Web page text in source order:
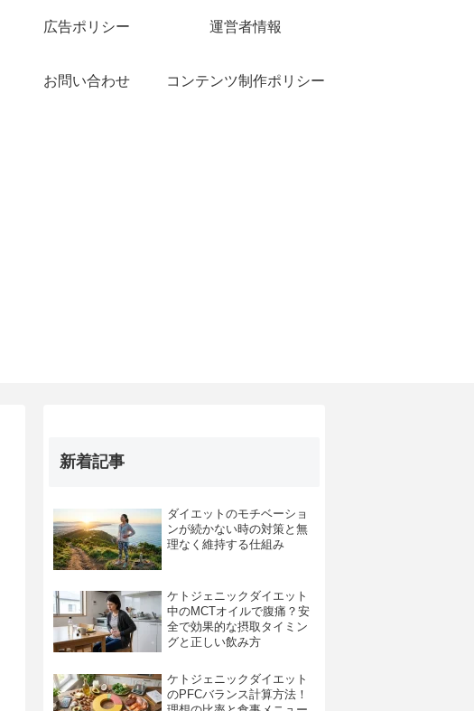
広告ポリシー 運営者情報
お問い合わせ コンテンツ制作ポリシー
新着記事
ダイエットのモチベーショ
ンが続かない時の対策と無
理なく維持する仕組み
ケトジェニックダイエット
中のMCTオイルで腹痛？安
全で効果的な摂取タイミン
グと正しい飲み方
ケトジェニックダイエット
のPFCバランス計算方法！